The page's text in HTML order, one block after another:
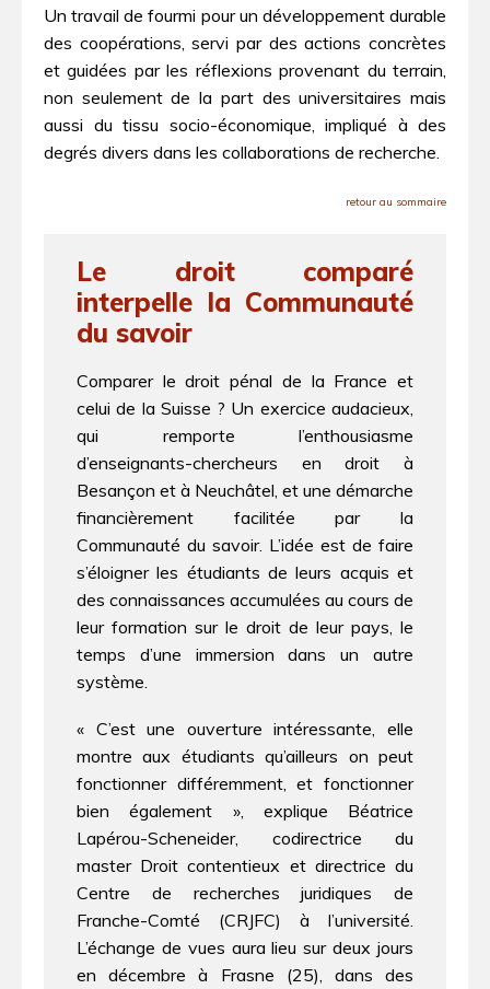
Un travail de fourmi pour un développement durable
des coopérations, servi par des actions concrètes
et guidées par les réflexions provenant du terrain,
non seulement de la part des universitaires mais
aussi du tissu socio-économique, impliqué à des
degrés divers dans les collaborations de recherche.
retour au sommaire
Le droit comparé
interpelle la Communauté
du savoir
Comparer le droit pénal de la France et
celui de la Suisse ? Un exercice audacieux,
qui remporte l’enthousiasme
d’enseignants-chercheurs en droit à
Besançon et à Neuchâtel, et une démarche
financièrement facilitée par la
Communauté du savoir. L’idée est de faire
s’éloigner les étudiants de leurs acquis et
des connaissances accumulées au cours de
leur formation sur le droit de leur pays, le
temps d’une immersion dans un autre
système.
« C’est une ouverture intéressante, elle
montre aux étudiants qu’ailleurs on peut
fonctionner différemment, et fonctionner
bien également », explique Béatrice
Lapérou-Scheneider, codirectrice du
master Droit contentieux et directrice du
Centre de recherches juridiques de
Franche-Comté (CRJFC) à l’université.
L’échange de vues aura lieu sur deux jours
en décembre à Frasne (25), dans des